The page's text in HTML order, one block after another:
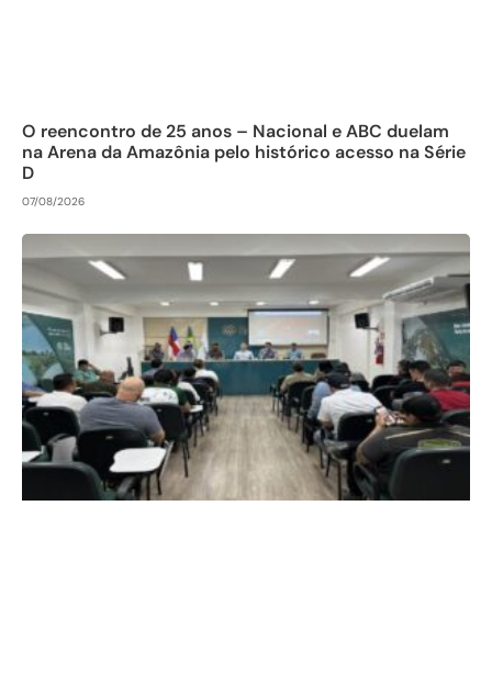
O reencontro de 25 anos – Nacional e ABC duelam
na Arena da Amazônia pelo histórico acesso na Série
D
07/08/2026